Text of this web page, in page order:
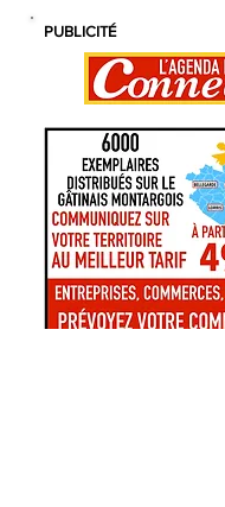
Sport santé sur l'Agglo : ils
bien être !
PUBLICITÉ